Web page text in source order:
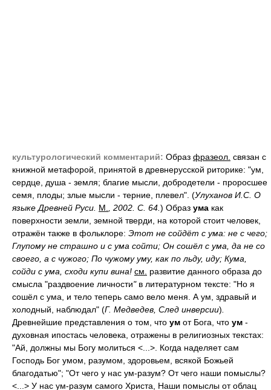
культурологический комментарий: Образ фразеол. связан с
книжной метафорой, принятой в древнерусской риторике: "ум,
сердце, душа - земля; благие мысли, добродетели - проросшее
семя, плоды; злые мысли - терние, плевел". (Улуханов И.С. О
языке Древней Руси. М. , 2002. С. 64. ) Образ ума как
поверхности земли, земной тверди, на которой стоит человек,
отражён также в фольклоре: Этот не сойдёт с ума: не с чего;
Глупому не страшно и с ума сойти; Он сошёл с ума, да не со
своего, а с чужого; По чужому уму, как по льду, иду; Кума,
сойди с ума, сходи купи вина! см.
развитие данного образа до
смысла "раздвоение личности"в литературном тексте: "Но я
сошёл с ума, и тело теперь само вело меня. А ум, здравый и
холодный, наблюдал" (Г. Медведев, След инверсии)
Древнейшие представления о том, что ум от Бога, что ум -
духовная ипостась человека, отражены в религиозных текстах:
"Ай, должны мы Богу молиться <...>. Когда наделяет сам
Господь Бог умом, разумом, здоровьем, всякой Божьей
благодатью"; "От чего у нас ум-разум? От чего наши помыслы?
<...> У нас ум-разум самого Христа, Наши помыслы от облац